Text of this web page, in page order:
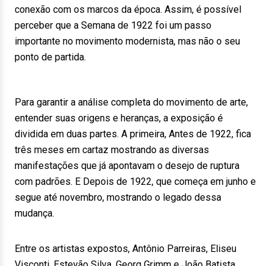
conexão com os marcos da época. Assim, é possível
perceber que a Semana de 1922 foi um passo
importante no movimento modernista, mas não o seu
ponto de partida.
Para garantir a análise completa do movimento de arte,
entender suas origens e heranças, a exposição é
dividida em duas partes. A primeira, Antes de 1922, fica
três meses em cartaz mostrando as diversas
manifestações que já apontavam o desejo de ruptura
com padrões. E Depois de 1922, que começa em junho e
segue até novembro, mostrando o legado dessa
mudança.
Entre os artistas expostos, Antônio Parreiras, Eliseu